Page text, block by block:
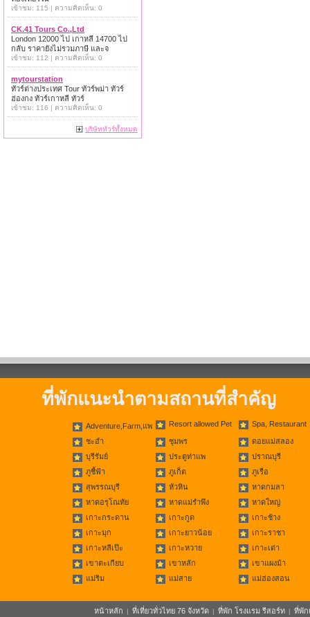
เข้าชม: 115 | ความคิดเห็น: 0
CK.41 Tours Co.,Ltd
London 12000 ไป เกาหลี 14700 ไป
กลับ ราคายังไม่รวมภาษี และจ
เข้าชม: 112 | ความคิดเห็น: 0
mytourstation
ทัวร์ต่างประเทศ Tour ทัวร์พม่า ทัวร์
ฮ่องกง ทัวร์เกาหลี ทัวร์
เข้าชม: 116 | ความคิดเห็น: 0
บริษัททัวร์ทั้งหมด
ที่พักแนะนำตามสถานที่สำคัญ
Adventure,Farm,แพ Resort allowed Pet Spa, Restaurant
ชะอำ ชุมพร
ดอยแม่สลอง
บุรีรัมย์
ประตูท่าแพ
ปราณบุรี
ภูชี้ฟ้า
ภูเก็ต
ภูเรือ
สุพรรณบุรี
หัวหิน
หาดกมลา
หาดอรุโณทัย
หาดแม่รำพึง
หาดใหญ่
เกาะกระดาน
เกาะกูด
เกาะช้าง
เกาะมุก
เกาะยาวน้อย
เกาะราชา
เกาะหลีเป๊ะ
เกาะหวาย
เกาะเต่า
เขาตะเกียบ
เขาหลัก
เขาแผงม้า
แม่ริม
แม่สาย แม่ฮ่องสอน
หน้าหลัก | ที่เที่ยวทั่วไทย 76 จังหวัด | ที่พัก โรงแรม รีสอร์ท | ที่พัก